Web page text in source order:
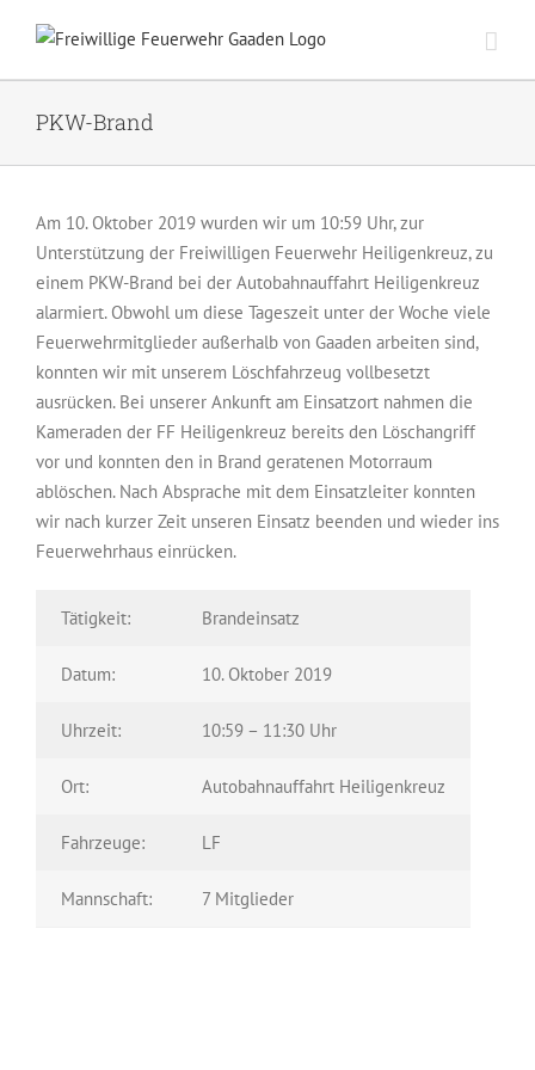
Inhalt
springen
PKW-Brand
Am 10. Oktober 2019 wurden wir um 10:59 Uhr, zur
Unterstützung der Freiwilligen Feuerwehr Heiligenkreuz, zu
einem PKW-Brand bei der Autobahnauffahrt Heiligenkreuz
alarmiert. Obwohl um diese Tageszeit unter der Woche viele
Feuerwehrmitglieder außerhalb von Gaaden arbeiten sind,
konnten wir mit unserem Löschfahrzeug vollbesetzt
ausrücken. Bei unserer Ankunft am Einsatzort nahmen die
Kameraden der FF Heiligenkreuz bereits den Löschangriff
vor und konnten den in Brand geratenen Motorraum
ablöschen. Nach Absprache mit dem Einsatzleiter konnten
wir nach kurzer Zeit unseren Einsatz beenden und wieder ins
Feuerwehrhaus einrücken.
Tätigkeit: Brandeinsatz
Datum: 10. Oktober 2019
Uhrzeit: 10:59 – 11:30 Uhr
Ort: Autobahnauffahrt Heiligenkreuz
Fahrzeuge: LF
Mannschaft: 7 Mitglieder